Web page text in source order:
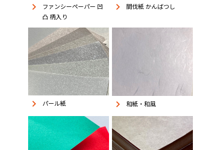
keyboard_arrow_right
ファンシーペーパー 凹
凸 柄入り
keyboard_arrow_right 間伐紙 かんばつし
keyboard_arrow_right パール紙 keyboard_arrow_right 和紙・和風